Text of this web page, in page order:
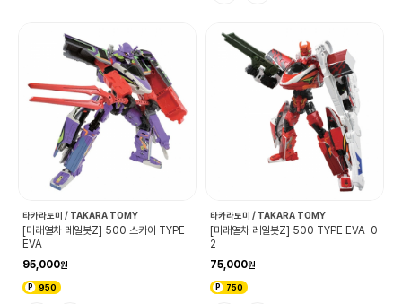
타카라토미 / TAKARA TOMY
[미래열차 레일봇Z] 500 스카이 TYPE
EVA
95,000
950
타카라토미 / TAKARA TOMY
[미래열차 레일봇Z] 500 TYPE EVA-0
2
75,000
750